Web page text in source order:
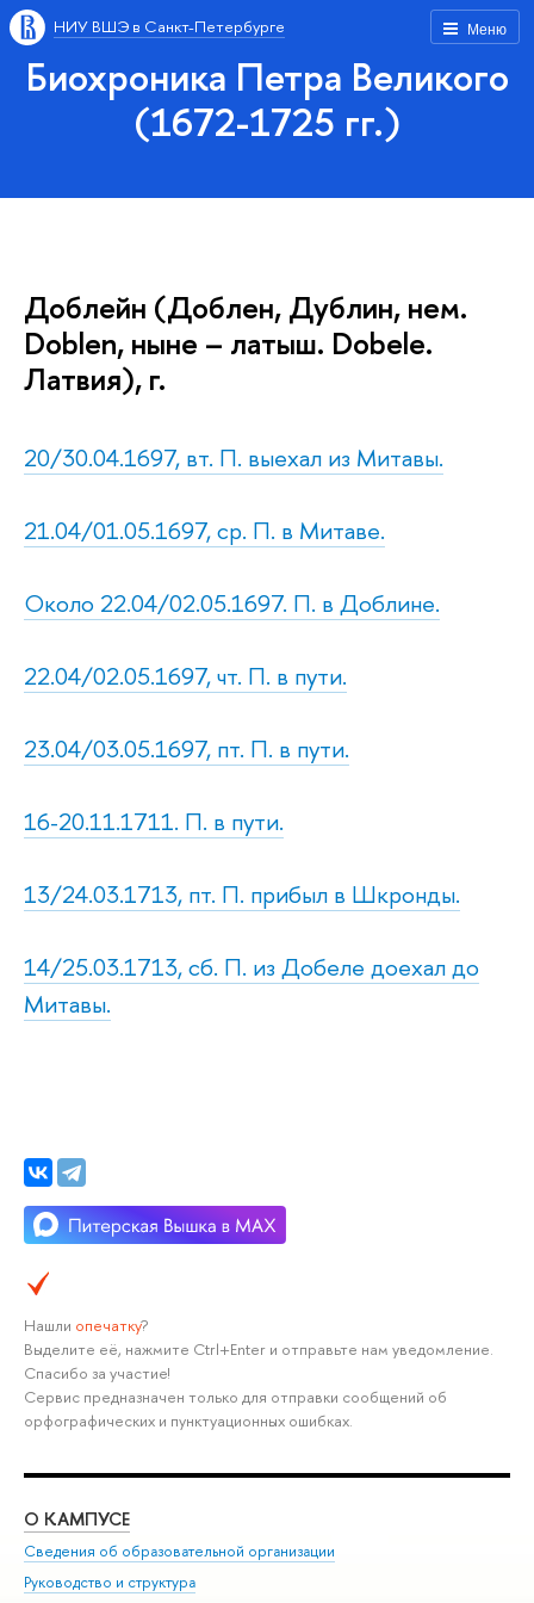
Меню
НИУ ВШЭ в Санкт-Петербурге
Биохроника Петра Великого
(1672-1725 гг.)
Доблейн (Доблен, Дублин, нем.
Doblen, ныне – латыш. Dobele.
Латвия), г.
20/30.04.1697, вт. П. выехал из Митавы.
21.04/01.05.1697, ср. П. в Митаве.
Около 22.04/02.05.1697. П. в Доблине.
22.04/02.05.1697, чт. П. в пути.
23.04/03.05.1697, пт. П. в пути.
16-20.11.1711. П. в пути.
13/24.03.1713, пт. П. прибыл в Шкронды.
14/25.03.1713, сб. П. из Добеле доехал до
Митавы.
Нашли опечатку?
Выделите её, нажмите Ctrl+Enter и отправьте нам уведомление.
Спасибо за участие!
Сервис предназначен только для отправки сообщений об
орфографических и пунктуационных ошибках.
О КАМПУСЕ
Сведения об образовательной организации
Руководство и структура